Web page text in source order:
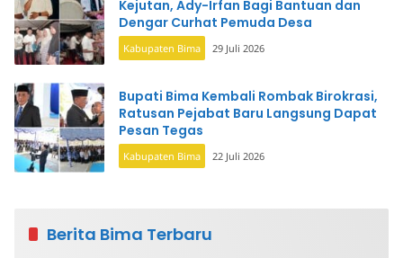
Kejutan, Ady-Irfan Bagi Bantuan dan
Dengar Curhat Pemuda Desa
Kabupaten Bima 29 Juli 2026
Bupati Bima Kembali Rombak Birokrasi,
Ratusan Pejabat Baru Langsung Dapat
Pesan Tegas
Kabupaten Bima 22 Juli 2026
Berita Bima Terbaru